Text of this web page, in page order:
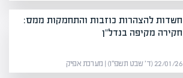
חשדות להצהרות כוזבות והתחמקות ממס:
חקירה מקיפה בנדל"ן
22/01/26 (ד׳ שבט תשפ״ו) | מערכת אפיק